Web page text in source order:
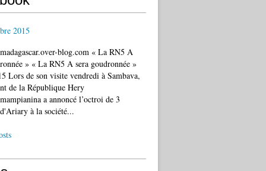
2015
blog.com « La RN5 A
» « La RN5 A sera goudronnée »
Lors de son visite vendredi à Sambava,
de la République Hery
a annoncé l’octroi de 3
à la société...